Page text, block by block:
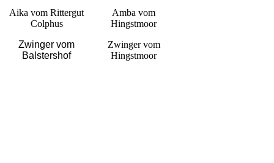
Aika vom Rittergut
Colphus
Zwinger vom
Balstershof
Amba vom
Hingstmoor
Zwinger vom
Hingstmoor